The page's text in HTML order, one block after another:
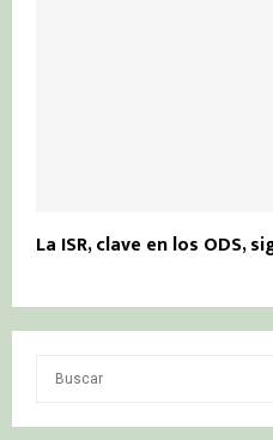
La ISR, clave en los ODS,